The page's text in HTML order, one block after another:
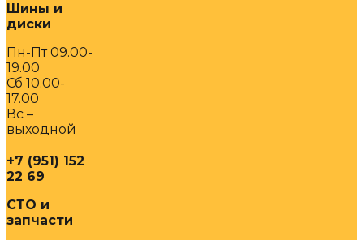
Шины и
диски
Пн-Пт 09.00-
19.00
Сб 10.00-
17.00
Вс –
выходной
+7 (951) 152
22 69
СТО и
запчасти